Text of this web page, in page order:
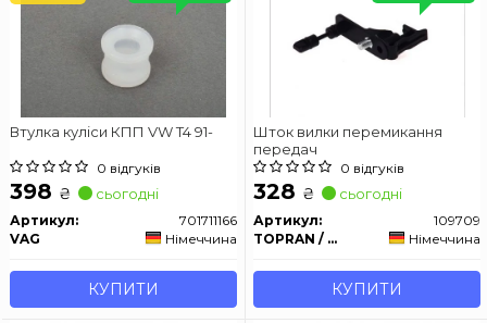
Втулка куліси КПП VW T4 91-
0 відгуків
398 ₴ сьогодні
Артикул:
701711166
VAG
Німеччина
КУПИТИ
Шток вилки перемикання
передач
0 відгуків
328 ₴ сьогодні
Артикул:
109709
TOPRAN / HANS PRIES
Німеччина
КУПИТИ